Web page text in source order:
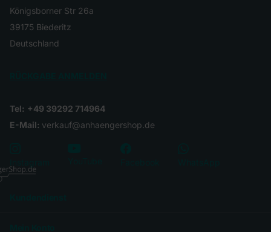
Königsborner Str 26a
39175 Biederitz
Deutschland
Tel: +49 39292 714964
E-Mail: verkauf@anhaengershop.de